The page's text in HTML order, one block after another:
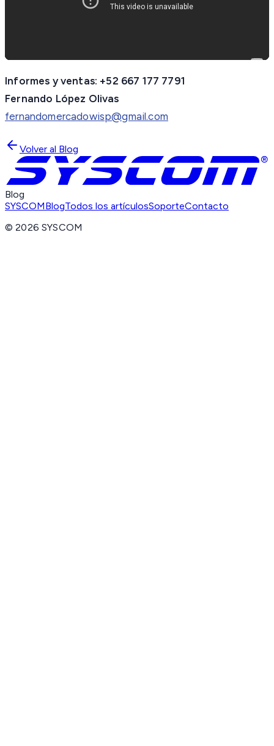
Informes y ventas: +52 667 177 7791
Fernando López Olivas
fernandomercadowisp@gmail.com
Volver al Blog
Blog
SYSCOMBlogTodos los artículosSoporteContacto
©2026 SYSCOM